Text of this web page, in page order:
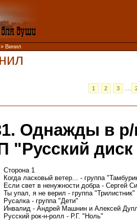
» Винил
1 2 3 ...
Однажды в р/
"Русский диск
Сторона 1
Когда ласковый ветер... - группа
Если свет в ненужности добра - Сергей
Ты упал, я не верил - группа "Трилистник"
Русалка - группа "Дети"
Инвалид - Андрей Машнин и Алексей
Русский рок-н-ролл - Р.Г. "Ноль"